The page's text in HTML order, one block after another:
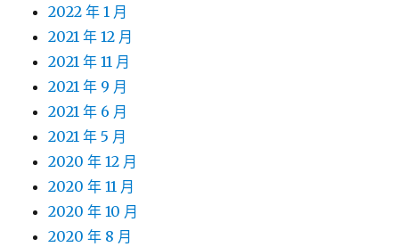
2022 年 1 月
2021 年 12 月
2021 年 11 月
2021 年 9 月
2021 年 6 月
2021 年 5 月
2020 年 12 月
2020 年 11 月
2020 年 10 月
2020 年 8 月